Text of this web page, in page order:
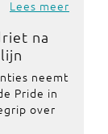
Lees meer
na
neemt
Pride in
over